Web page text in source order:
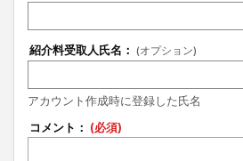
紹介料受取人氏名： (オプション)
アカウント作成時に登録した氏名
コメント： (必須)